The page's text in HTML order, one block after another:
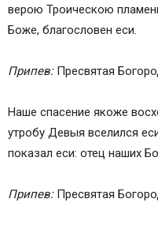
верою Троическою
Боже, благословен еси.
Припев:Пресвятая
Наше спасение якоже
утробу Девыя вселился
показал еси: отец наших
Припев:Пресвятая